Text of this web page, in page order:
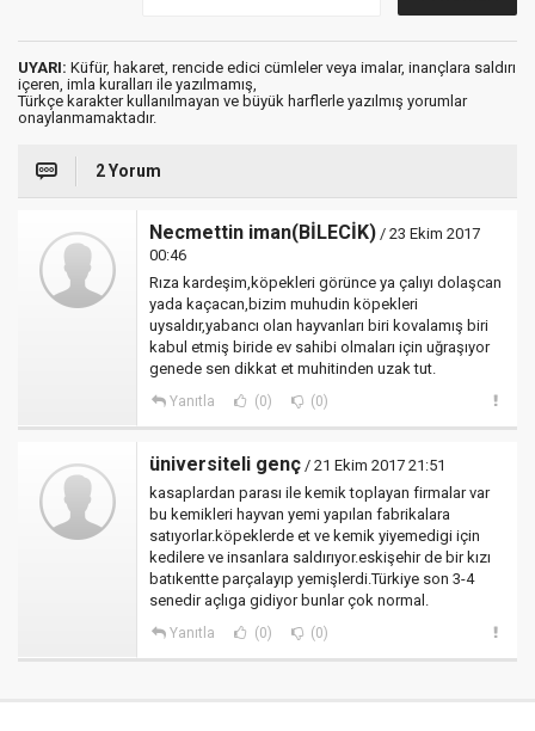
UYARI: Küfür, hakaret, rencide edici cümleler veya imalar, inançlara saldırı
içeren, imla kuralları ile yazılmamış,
Türkçe karakter kullanılmayan ve büyük harflerle yazılmış yorumlar
onaylanmamaktadır.
2 Yorum
Necmettin iman(BİLECİK) / 23 Ekim 2017
00:46
Rıza kardeşim,köpekleri görünce ya çalıyı dolaşcan
yada kaçacan,bizim muhudin köpekleri
uysaldır,yabancı olan hayvanları biri kovalamış biri
kabul etmiş biride ev sahibi olmaları için uğraşıyor
genede sen dikkat et muhitinden uzak tut.
Yanıtla (0) (0)
üniversiteli genç / 21 Ekim 2017 21:51
kasaplardan parası ile kemik toplayan firmalar var
bu kemikleri hayvan yemi yapılan fabrikalara
satıyorlar.köpeklerde et ve kemik yiyemedigi için
kedilere ve insanlara saldırıyor.eskişehir de bir kızı
batıkentte parçalayıp yemişlerdi.Türkiye son 3-4
senedir açlıga gidiyor bunlar çok normal.
Yanıtla (0) (0)